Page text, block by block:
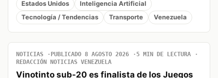
Estados Unidos
Inteligencia Artificial
Tecnología / Tendencias
Transporte Venezuela
NOTICIAS PUBLICADO 8 AGOSTO 2026
5 MIN DE LECTURA
REDACCIÓN NOTICIAS VENEZUELA
Vinotinto sub-20 es finalista de los Juegos